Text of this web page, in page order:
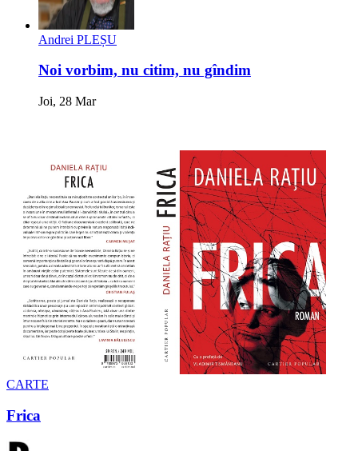
Andrei PLEȘU
Noi vorbim, nu citim, nu gîndim
Joi, 28 Mar
CARTE
Frica